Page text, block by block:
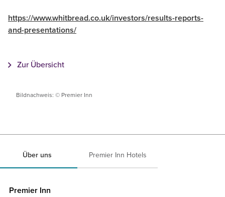
https://www.whitbread.co.uk/investors/results-reports-
and-presentations/
Zur Übersicht
Bildnachweis: © Premier Inn
Über uns Premier Inn Hotels
Premier Inn